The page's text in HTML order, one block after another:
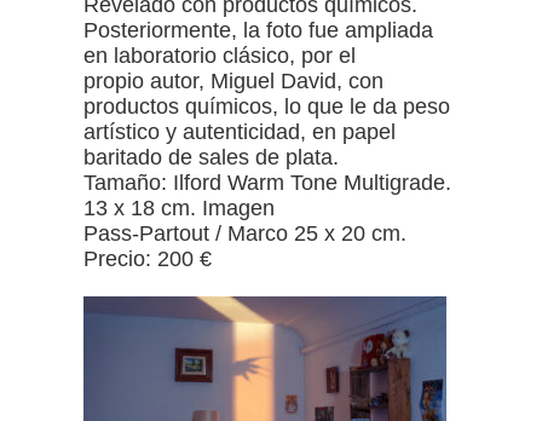
Revelado con productos químicos.
Posteriormente, la foto fue ampliada
en laboratorio clásico, por el
propio autor, Miguel David, con
productos químicos, lo que le da peso
artístico y autenticidad, en papel
baritado de sales de plata.
Tamaño: Ilford Warm Tone Multigrade.
13 x 18 cm. Imagen
Pass-Partout / Marco 25 x 20 cm.
Precio: 200 €